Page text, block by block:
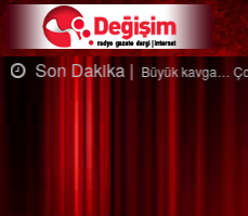
Son Dakika | Ağaçtan düştü…